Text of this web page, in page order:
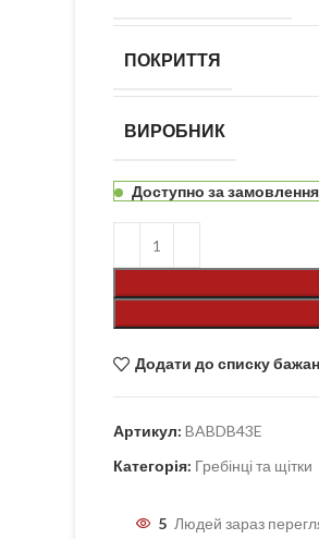
ПОКРИТТЯ
ВИРОБНИК
Доступно за
Додати до списку
Артикул: BABDB43E
Категорія: Гребінці та щітки
5 Людей зараз